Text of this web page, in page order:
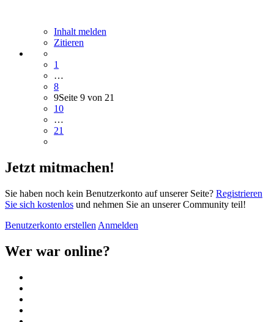
Inhalt melden
Zitieren
1
…
8
9Seite 9 von 21
10
…
21
Jetzt mitmachen!
Sie haben noch kein Benutzerkonto auf unserer Seite? Registrieren
Sie sich kostenlos und nehmen Sie an unserer Community teil!
Benutzerkonto erstellen Anmelden
Wer war online?